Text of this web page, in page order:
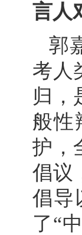
言人
郭
考人
归，
般性
护，
倡议
倡导
了“